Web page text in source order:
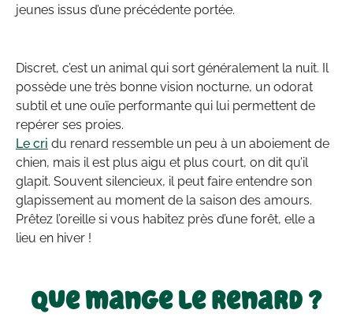
jeunes issus d’une précédente portée.
Discret, c’est un animal qui sort généralement la nuit. Il
possède une très bonne vision nocturne, un odorat
subtil et une ouïe performante qui lui permettent de
repérer ses proies.
Le cri du renard ressemble un peu à un aboiement de
chien, mais il est plus aigu et plus court, on dit qu’il
glapit. Souvent silencieux, il peut faire entendre son
glapissement au moment de la saison des amours.
Prêtez l’oreille si vous habitez près d’une forêt, elle a
lieu en hiver !
Que mange le renard ?